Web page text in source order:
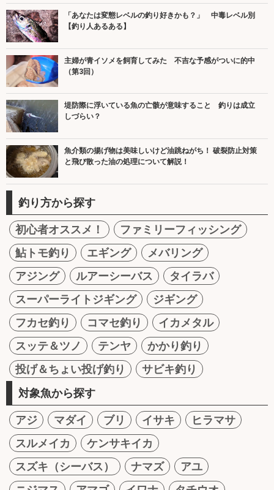
「あなたは変態レベルの釣り好きかも？」 中毒レベル別
【釣り人あるある】
主婦が青イソメを飼育してみた 不吉な予感がついに的中
（第3回）
堤防際に浮いている魚の亡骸が意味すること 釣りは成立
しづらい？
魚介類の揚げ物は美味しいけど油跳ねがち！ 破裂防止対策
と飛び散った油の処理について解説！
釣り方から探す
初心者オススメ！
ファミリーフィッシング
鮎トモ釣り
エギング
メバリング
アジング
ルアーシーバス
タイラバ
スーパーライトジギング
ジギング
フカセ釣り
コマセ釣り
イカメタル
スッテ＆ツノ
テンヤ
かかり釣り
投げ＆ちょい投げ釣り
サビキ釣り
対象魚から探す
アジ マダイ ブリ イサキ
ヒラマサ
スルメイカ
ケンサキイカ
スズキ（シーバス）
ナマズ
アユ